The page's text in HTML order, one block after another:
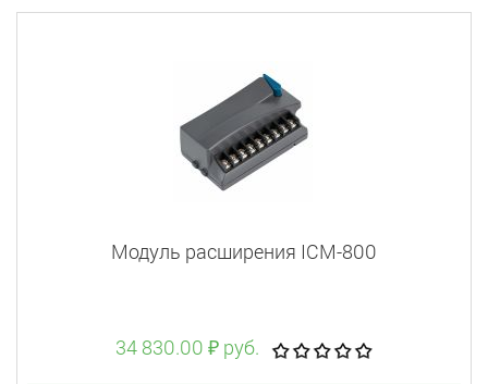
Модуль расширения ICM-800
34 830.00 ₽ руб.